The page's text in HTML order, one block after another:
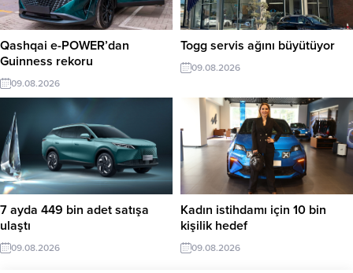
Qashqai e-POWER’dan
Guinness rekoru
09.08.2026
Togg servis ağını büyütüyor
09.08.2026
7 ayda 449 bin adet satışa
ulaştı
09.08.2026
Kadın istihdamı için 10 bin
kişilik hedef
09.08.2026